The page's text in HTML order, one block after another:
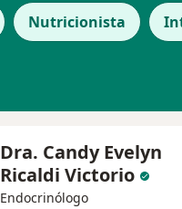
Nutricionista
Dra. Candy Evelyn
Ricaldi Victorio
Endocrinólogo